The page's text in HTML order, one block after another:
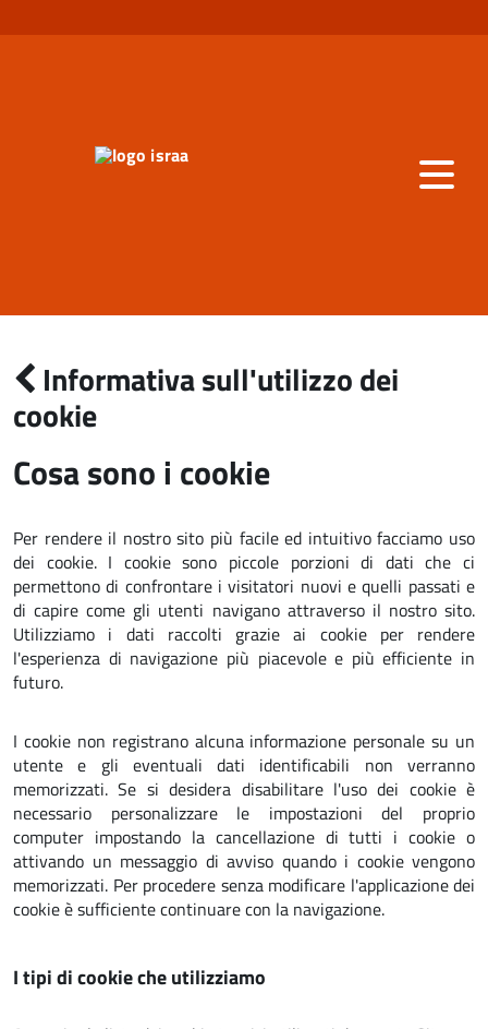
Informativa sull'utilizzo dei
cookie
Cosa sono i cookie
Per rendere il nostro sito più facile ed intuitivo facciamo uso
dei cookie. I cookie sono piccole porzioni di dati che ci
permettono di confrontare i visitatori nuovi e quelli passati e
di capire come gli utenti navigano attraverso il nostro sito.
Utilizziamo i dati raccolti grazie ai cookie per rendere
l'esperienza di navigazione più piacevole e più efficiente in
futuro.
I cookie non registrano alcuna informazione personale su un
utente e gli eventuali dati identificabili non verranno
memorizzati. Se si desidera disabilitare l'uso dei cookie è
necessario personalizzare le impostazioni del proprio
computer impostando la cancellazione di tutti i cookie o
attivando un messaggio di avviso quando i cookie vengono
memorizzati. Per procedere senza modificare l'applicazione dei
cookie è sufficiente continuare con la navigazione.
I tipi di cookie che utilizziamo